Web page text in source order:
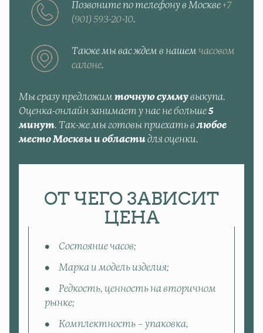
Позвоните по телефону в Москве+7
(901) 593-20-10.
Также мы вас ждем в нашем часовом
салоне.
Мы сразу предложим точную суммувыкупа.
Оценка-онлайн занимает у нас не больше5
минут. Так-же мы готовы приехать влюбое
место Москвы и областидля оценки.
ОТ ЧЕГО ЗАВИСИТ
ЦЕНА
Состояние часов;
Марка и модель изделия;
Редкость, ценность на вторичном
рынке;
Комплектность – упаковка,